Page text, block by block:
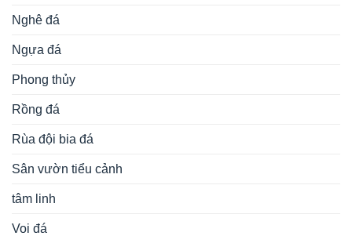
Nghê đá
Ngựa đá
Phong thủy
Rồng đá
Rùa đội bia đá
Sân vườn tiểu cảnh
tâm linh
Voi đá